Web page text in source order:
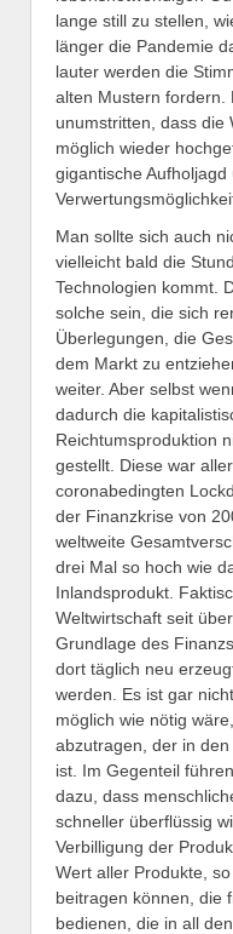
lange still zu stellen,
länger die Pandemie
lauter werden die
alten Mustern fordern.
unumstritten, dass die
möglich wieder
gigantische
Man sollte sich auch
vielleicht bald die
Technologien kommt.
solche sein, die sich
Überlegungen, die
dem Markt zu
weiter. Aber selbst
dadurch die
Reichtumsproduktion
gestellt. Diese war
coronabedingten
der Finanzkrise von
weltweite
drei Mal so hoch wie
Inlandsprodukt.
Weltwirtschaft seit
Grundlage des
dort täglich neu
werden. Es ist gar
möglich wie nötig
abzutragen, der in
ist. Im Gegenteil
dazu, dass
schneller überflüssig
Verbilligung der
Wert aller Produkte,
beitragen können, die
bedienen, die in all